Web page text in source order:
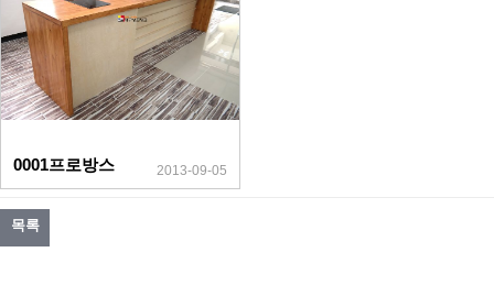
0001프로방스 2013-09-05
목록